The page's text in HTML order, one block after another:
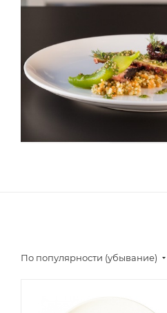
По популярности (убывание)